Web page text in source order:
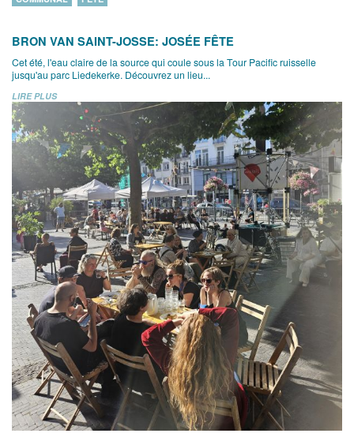
BRON VAN SAINT-JOSSE: JOSÉE FÊTE
Cet été, l'eau claire de la source qui coule sous la Tour Pacific ruisselle
jusqu'au parc Liedekerke. Découvrez un lieu...
LIRE PLUS